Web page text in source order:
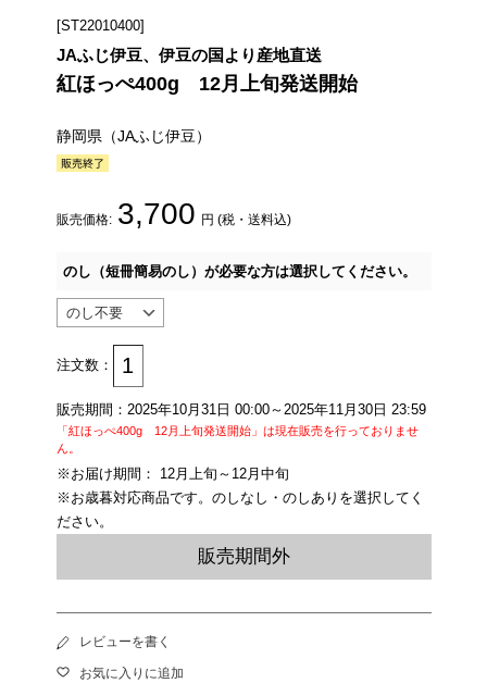
[ST22010400]
JAふじ伊豆、伊豆の国より産地直送
紅ほっぺ400g 12月上旬発送開始
静岡県（JAふじ伊豆）
販売価格: 3,700 円 (税・送料込)
のし（短冊簡易のし）が必要な方は選択してください。
注文数：
販売期間：2025年10月31日 00:00～2025年11月30日 23:59
「紅ほっぺ400g 12月上旬発送開始」は現在販売を行っておりませ
ん。
※お届け期間： 12月上旬～12月中旬
※お歳暮対応商品です。のしなし・のしありを選択してく
ださい。
販売期間外
レビューを書く
お気に入りに追加